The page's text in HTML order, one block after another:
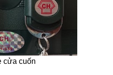
cửa cuốn